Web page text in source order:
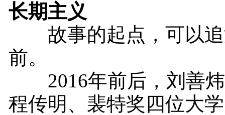
长期主义
故事的起点，可以追
前。
2016年前后，刘善炜
程传明、裴特奖四位大